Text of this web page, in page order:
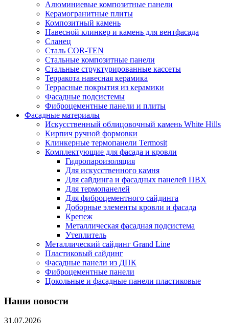
Алюминиевые композитные панели
Керамогранитные плиты
Композитный камень
Навесной клинкер и камень для вентфасада
Сланец
Сталь COR-TEN
Стальные композитные панели
Стальные структурированные кассеты
Терракота навесная керамика
Террасные покрытия из керамики
Фасадные подсистемы
Фиброцементные панели и плиты
Фасадные материалы
Искусственный облицовочный камень White Hills
Кирпич ручной формовки
Клинкерные термопанели Termosit
Комплектующие для фасада и кровли
Гидропароизоляция
Для искусственного камня
Для сайдинга и фасадных панелей ПВХ
Для термопанелей
Для фиброцементного сайдинга
Доборные элементы кровли и фасада
Крепеж
Металлическая фасадная подсистема
Утеплитель
Металлический сайдинг Grand Line
Пластиковый сайдинг
Фасадные панели из ДПК
Фиброцементные панели
Цокольные и фасадные панели пластиковые
Наши новости
31.07.2026